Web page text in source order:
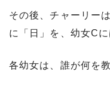
その後、チャーリー
に「日」を、幼女C
各幼女は、誰が何を